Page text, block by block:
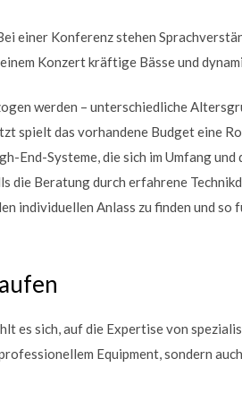
einer Konferenz stehen
Konzert kräftige Bässe und
werden – unterschiedliche
spielt das vorhandene Budget eine
End-Systeme, die sich im Umfang
die Beratung durch erfahrene
individuellen Anlass zu finden und so
es sich, auf die Expertise von
Equipment, sondern